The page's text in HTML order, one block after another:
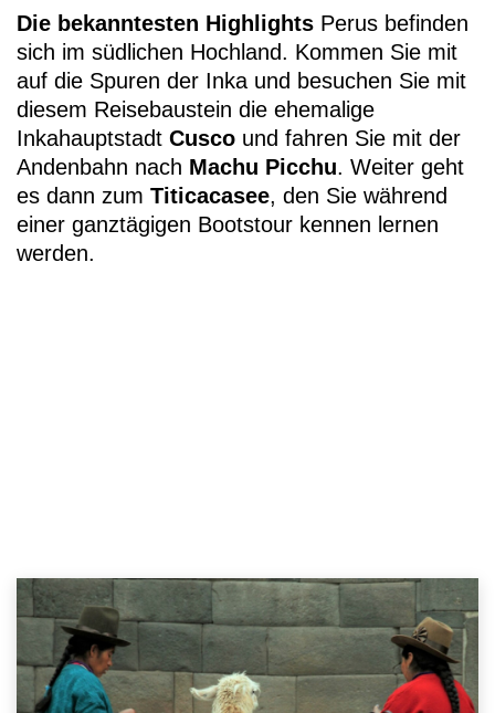
Die bekanntesten Highlights Perus befinden
sich im südlichen Hochland. Kommen Sie mit
auf die Spuren der Inka und besuchen Sie mit
diesem Reisebaustein die ehemalige
Inkahauptstadt Cusco und fahren Sie mit der
Andenbahn nach Machu Picchu. Weiter geht
es dann zum Titicacasee, den Sie während
einer ganztägigen Bootstour kennen lernen
werden.
+49
11